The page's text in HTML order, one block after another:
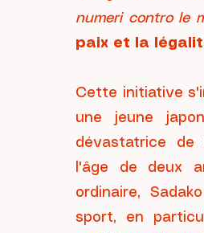
numeri contro le
paix et la
Cette initiative
une jeune
dévastatrice de
l'âge de deux
ordinaire,
sport, en